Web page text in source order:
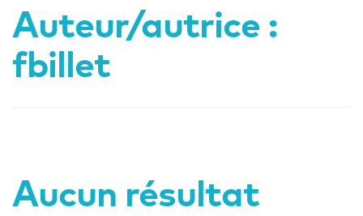
Auteur/autrice :
fbillet
Aucun résultat